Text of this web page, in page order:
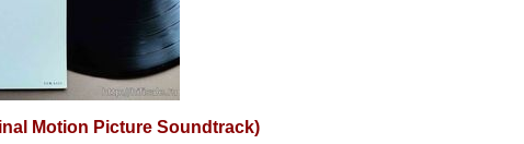
Motion Picture Soundtrack)